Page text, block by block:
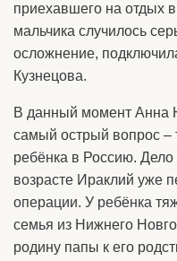
приехавшего на отдых
мальчика случилось
осложнение,
Кузнецова.
В данный момент Анна
самый острый вопрос –
ребёнка в Россию.
возрасте Ираклий уже
операции. У ребёнка
семья из Нижнего
родину папы к его